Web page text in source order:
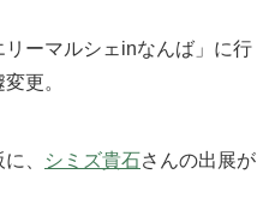
ーマルシェinなんば」に行
更。
、 シミズ貴石さんの出展が